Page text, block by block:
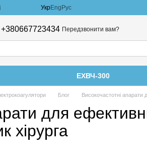
УкрEng Рус
+380667723434 Передзвонити вам?
ЕХВЧ-300
Блог Високочастотні
для
хірурга